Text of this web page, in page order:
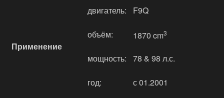
Применение
двигатель: F9Q
объём: 1870 cm3
мощность: 78 & 98 л.с.
год: с 01.2001